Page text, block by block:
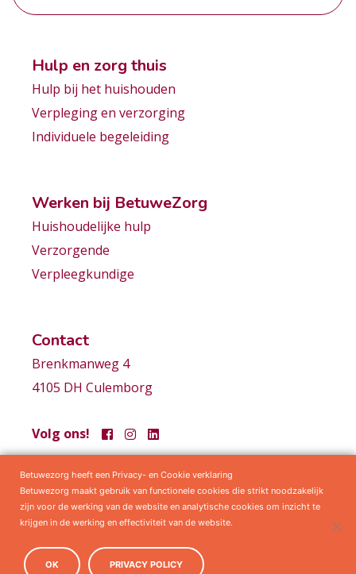
Hulp en zorg thuis
Hulp bij het huishouden
Verpleging en verzorging
Individuele begeleiding
Werken bij BetuweZorg
Huishoudelijke hulp
Verzorgende
Verpleegkundige
Contact
Brenkmanweg 4
4105 DH Culemborg
Volg ons!
Samenwerkingen Privacy statement Algemene voorwaarden
Betuwezorg heeft een Privacy- en Cookie verklaring
Betuwezorg maakt gebruik van functionele cookies die strikt noodzakelijk
zijn voor de werking van de website en analytische cookies om inzicht te
krijgen in de werking en effectiviteit van de website.
OK PRIVACY POLICY